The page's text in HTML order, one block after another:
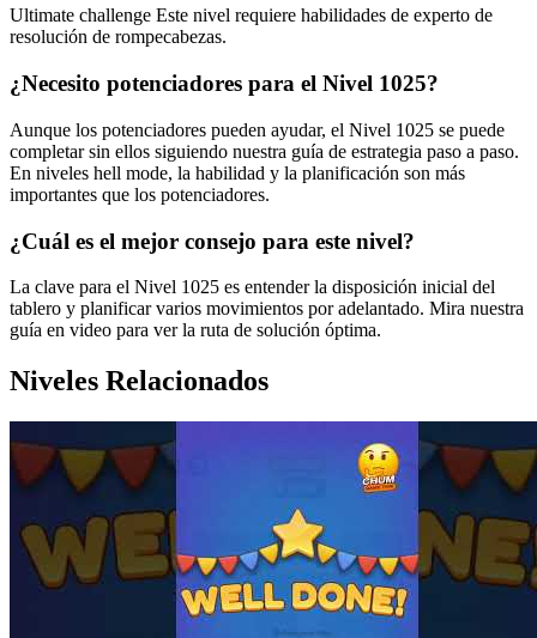
Ultimate challenge Este nivel requiere habilidades de experto de
resolución de rompecabezas.
¿Necesito potenciadores para el Nivel 1025?
Aunque los potenciadores pueden ayudar, el Nivel 1025 se puede
completar sin ellos siguiendo nuestra guía de estrategia paso a paso.
En niveles hell mode, la habilidad y la planificación son más
importantes que los potenciadores.
¿Cuál es el mejor consejo para este nivel?
La clave para el Nivel 1025 es entender la disposición inicial del
tablero y planificar varios movimientos por adelantado. Mira nuestra
guía en video para ver la ruta de solución óptima.
Niveles Relacionados